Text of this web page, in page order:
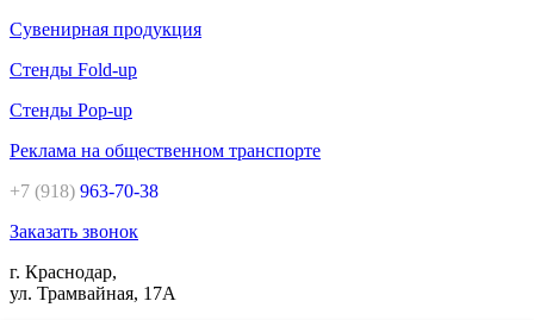
Сувенирная продукция
Стенды Fold-up
Стенды Pop-up
Реклама на общественном транспорте
+7 (918) 963-70-38
Заказать звонок
г. Краснодар,
ул. Трамвайная, 17А